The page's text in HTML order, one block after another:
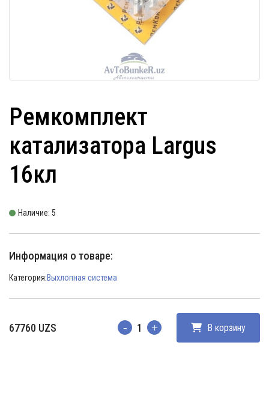
Ремкомплект
катализатора Largus
16кл
Наличие: 5
Информация о товаре:
Категория:Выхлопная система
67760 UZS Количество В корзину